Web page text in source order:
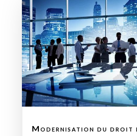
Modernisation du droit